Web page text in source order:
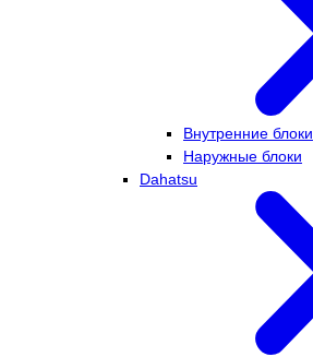
Внутренние блоки
Наружные блоки
Dahatsu